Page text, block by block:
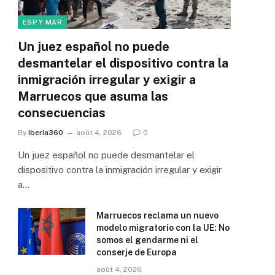
ESP Y MAR
Un juez español no puede
desmantelar el dispositivo contra la
inmigración irregular y exigir a
Marruecos que asuma las
consecuencias
By Iberia360 août 4, 2026 0
Un juez español no puede desmantelar el
dispositivo contra la inmigración irregular y exigir
a…
Marruecos reclama un nuevo
modelo migratorio con la UE: No
somos el gendarme ni el
conserje de Europa
août 4, 2026